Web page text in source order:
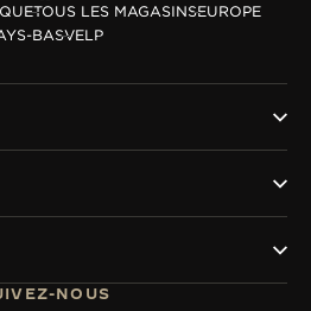
TOUS LES MAGASINSEUROPE
BASVELP
NOUS